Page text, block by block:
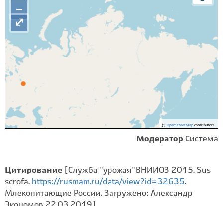
−
© OpenStreetMapcontributors.
⤢
Модератор Система
Цитирование
[Служба "урожая" ВНИИОЗ 2015. Sus
scrofa. https://rusmam.ru/data/view?id=32635.
Млекопитающие России. Загружено: Александр